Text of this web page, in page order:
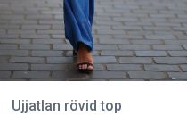
Ujjatlan rövid top